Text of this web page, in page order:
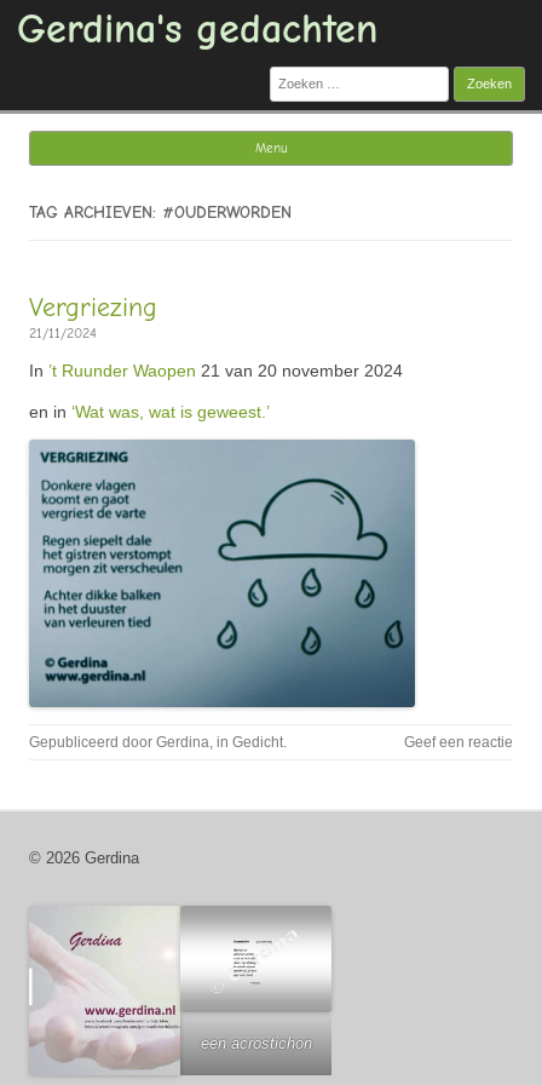
Gerdina's gedachten
Zoeken
naar:
Menu
TAG ARCHIEVEN: #OUDERWORDEN
Vergriezing
21/11/2024
In ’t Ruunder Waopen 21 van 20 november 2024
en in ‘Wat was, wat is geweest.’
Gepubliceerd door Gerdina , in Gedicht Geef een reactie
© 2026 Gerdina
een acrostichon